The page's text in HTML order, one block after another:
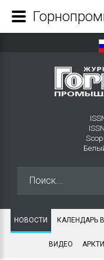
ISSN
НОВОСТИ КАЛЕНДАРЬ
ВИДЕО